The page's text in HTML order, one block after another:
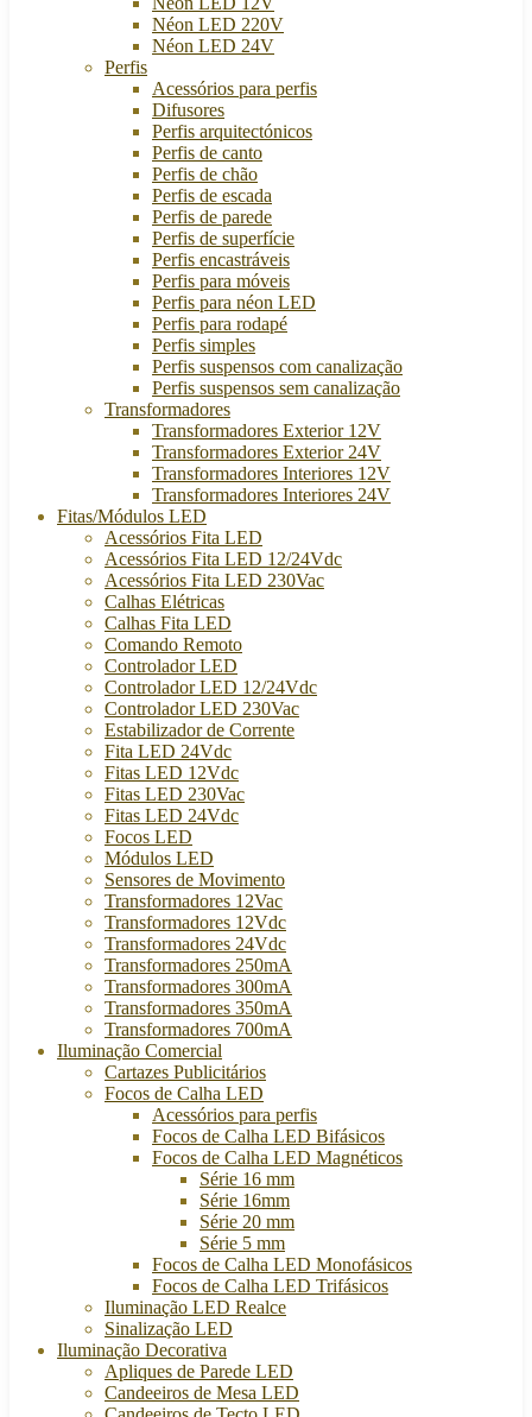
Néon LED 220V
Néon LED 24V
Perfis
Acessórios para perfis
Difusores
Perfis arquitectónicos
Perfis de canto
Perfis de chão
Perfis de escada
Perfis de parede
Perfis de superfície
Perfis encastráveis
Perfis para móveis
Perfis para néon LED
Perfis para rodapé
Perfis simples
Perfis suspensos com canalização
Perfis suspensos sem canalização
Transformadores
Transformadores Exterior 12V
Transformadores Exterior 24V
Transformadores Interiores 12V
Transformadores Interiores 24V
Fitas/Módulos LED
Acessórios Fita LED
Acessórios Fita LED 12/24Vdc
Acessórios Fita LED 230Vac
Calhas Elétricas
Calhas Fita LED
Comando Remoto
Controlador LED
Controlador LED 12/24Vdc
Controlador LED 230Vac
Estabilizador de Corrente
Fita LED 24Vdc
Fitas LED 12Vdc
Fitas LED 230Vac
Fitas LED 24Vdc
Focos LED
Módulos LED
Sensores de Movimento
Transformadores 12Vac
Transformadores 12Vdc
Transformadores 24Vdc
Transformadores 250mA
Transformadores 300mA
Transformadores 350mA
Transformadores 700mA
Iluminação Comercial
Cartazes Publicitários
Focos de Calha LED
Acessórios para perfis
Focos de Calha LED Bifásicos
Focos de Calha LED Magnéticos
Série 16 mm
Série 16mm
Série 20 mm
Série 5 mm
Focos de Calha LED Monofásicos
Focos de Calha LED Trifásicos
Iluminação LED Realce
Sinalização LED
Iluminação Decorativa
Apliques de Parede LED
Candeeiros de Mesa LED